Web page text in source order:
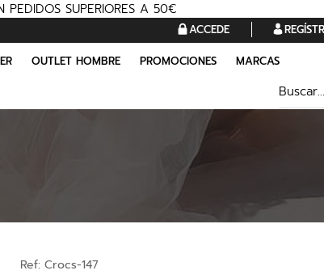
PEDIDOS SUPERIORES A 50€
ACCEDE
OUTLET HOMBRE PROMOCIONES MARCAS
Ref: Crocs-147